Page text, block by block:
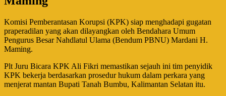
Komisi Pemberantasan Korupsi (KPK) siap menghadapi gugatan
praperadilan yang akan dilayangkan oleh Bendahara Umum
Pengurus Besar Nahdlatul Ulama (Bendum PBNU) Mardani H.
Maming.
Plt Juru Bicara KPK Ali Fikri memastikan sejauh ini tim penyidik
KPK bekerja berdasarkan prosedur hukum dalam perkara yang
menjerat mantan Bupati Tanah Bumbu, Kalimantan Selatan itu.